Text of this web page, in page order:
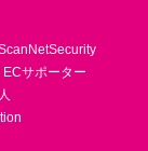
サポーター